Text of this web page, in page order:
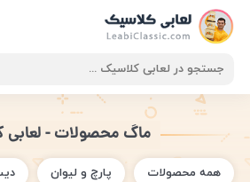
ماگ محصولات - لعابی
همه محصولات پارچ و لیوان